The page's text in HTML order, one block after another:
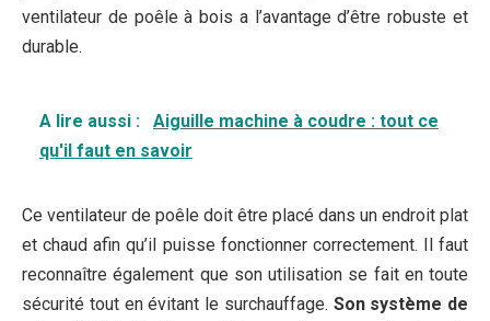
ventilateur de poêle à bois a l’avantage d’être robuste et
durable.
A lire aussi :
Aiguille machine à coudre : tout ce
qu'il faut en savoir
Ce ventilateur de poêle doit être placé dans un endroit plat
et chaud afin qu’il puisse fonctionner correctement. Il faut
reconnaître également que son utilisation se fait en toute
sécurité tout en évitant le surchauffage. Son système de